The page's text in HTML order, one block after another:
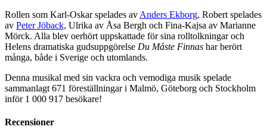
Rollen som Karl-Oskar spelades av Anders Ekborg, Robert spelades
av Peter Jöback, Ulrika av Åsa Bergh och Fina-Kajsa av Marianne
Mörck. Alla blev oerhört uppskattade för sina rolltolkningar och
Helens dramatiska gudsuppgörelse Du Måste Finnas har berört
många, både i Sverige och utomlands.
Denna musikal med sin vackra och vemodiga musik spelade
sammanlagt 671 föreställningar i Malmö, Göteborg och Stockholm
inför 1 000 917 besökare!
Recensioner